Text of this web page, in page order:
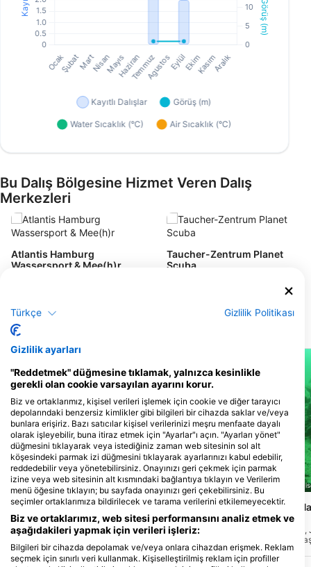
Bu Dalış Bölgesine Hizmet Veren Dalış
Merkezleri
Atlantis Hamburg
Wassersport & Mee(h)r
Taucher-Zentrum Planet
Scuba
Yakındaki dalış bölgeleri
Giovanni Demmel, 85290 Geisenfeld-Zell
Walchensee, Einsiedlbucht
(★3.3)
Su altında bilgisayarınızda çalışmanın
nasıl bir şey olduğunu hiç merak ettiniz
mi? Bu site, daha küçük enkazlar ve diğer
çöpler gibi diğer enkazlar arasında tam
Giovanni Demmel, 85290
Walchensee, Am
Käfer) (★3.6)
Gölün güney
yönünde gişeden
büyük bir otoparkta
bulacaksınız. 10 m
Türkçe Gizlilik Politikası
Gizlilik ayarları
"Reddetmek" düğmesine tıklamak, yalnızca kesinlikle
gerekli olan cookie varsayılan ayarını korur.
Biz ve ortaklarımız, kişisel verileri işlemek için cookie ve diğer tarayıcı
depolarındaki benzersiz kimlikler gibi bilgileri bir cihazda saklar ve/veya
bunlara erişiriz. Bazı satıcılar kişisel verilerinizi meşru menfaate dayalı
olarak işleyebilir, buna itiraz etmek için "Ayarlar"ı açın. "Ayarları yönet"
düğmesini tıklayarak veya istediğiniz zaman web sitesinin sol alt
köşesindeki parmak izi düğmesini tıklayarak ayarlarınızı kabul edebilir,
reddedebilir veya yönetebilirsiniz. Onayınızı geri çekmek için parmak
izine veya web sitesinin alt kısmındaki bağlantıya tıklayın ve Verilerim
menü öğesine tıklayın; bu sayfada onayınızı geri çekebilirsiniz. Bu
seçimler ortaklarımıza bildirilecek ve tarama verilerini etkilemeyecektir.
Biz ve ortaklarımız, web sitesi performansını analiz etmek ve
aşağıdakileri yapmak için verileri işleriz:
Bilgileri bir cihazda depolamak ve/veya onlara cihazdan erişmek. Reklam
seçmek için sınırlı veri kullanmak. Kişiselleştirilmiş reklam için profiller